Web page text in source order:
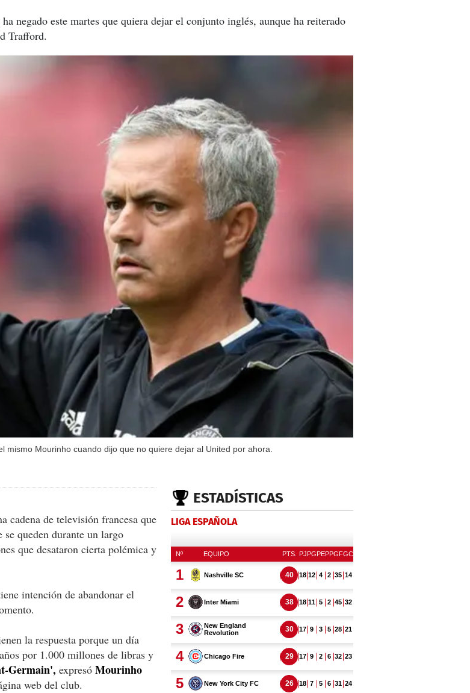
negado este martes que quiera dejar el conjunto inglés, aunque ha reiterado
Trafford.
Mourinho cuando dijo que no quiere dejar al United por ahora.
cadena de televisión francesa que
queden durante un largo
que desataron cierta polémica y
intención de abandonar el
la respuesta porque un día
por 1.000 millones de libras y
Germain', expresó Mourinho
web del club.
ESTADÍSTICAS
LIGA ESPAÑOLA